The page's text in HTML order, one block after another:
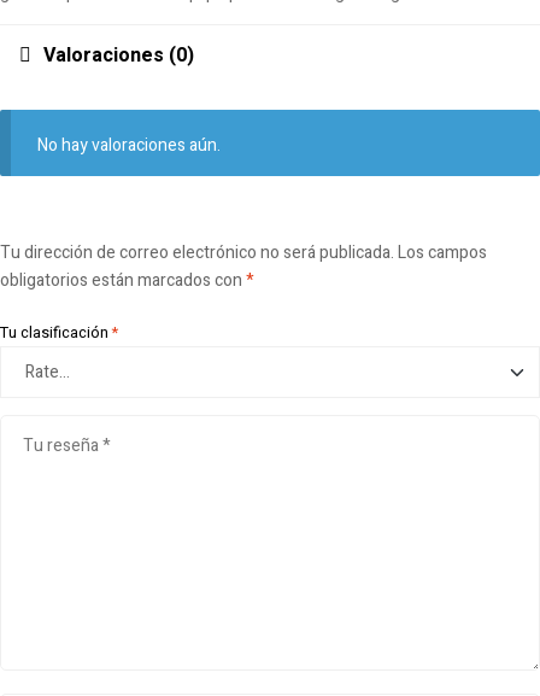
Valoraciones (0)
No hay valoraciones aún.
Tu dirección de correo electrónico no será publicada.Los campos
obligatorios están marcados con*
Tu clasificación*